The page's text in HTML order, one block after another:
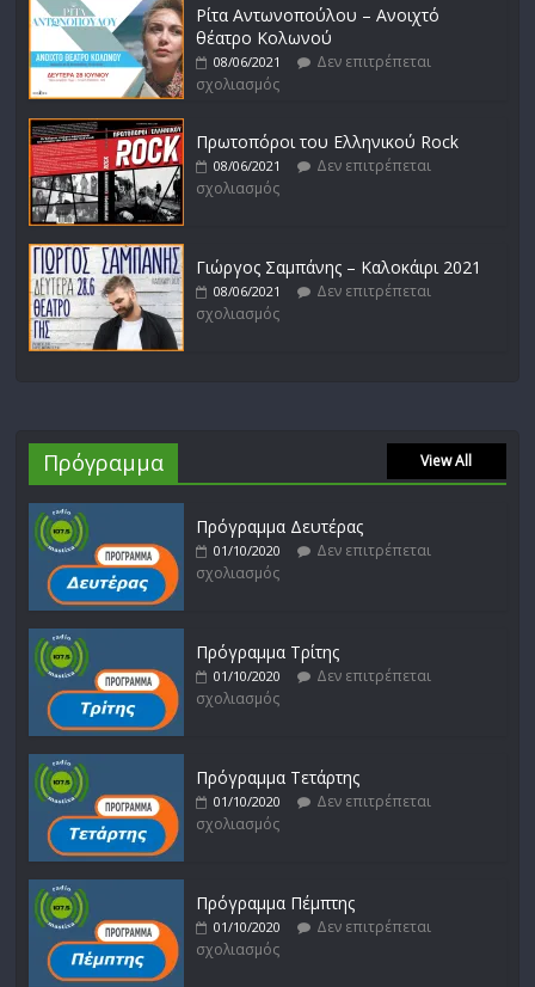
Ρίτα Αντωνοπούλου – Ανοιχτό
θέατρο Κολωνού
08/06/2021
Δεν επιτρέπεται
σχολιασμός
Πρωτοπόροι του Ελληνικού Rock
08/06/2021
Δεν επιτρέπεται
σχολιασμός
Γιώργος Σαμπάνης – Καλοκάιρι 2021
08/06/2021
Δεν επιτρέπεται
σχολιασμός
Πρόγραμμα View All
Πρόγραμμα Δευτέρας
01/10/2020
Δεν επιτρέπεται
σχολιασμός
Πρόγραμμα Τρίτης
01/10/2020
Δεν επιτρέπεται
σχολιασμός
Πρόγραμμα Τετάρτης
01/10/2020
Δεν επιτρέπεται
σχολιασμός
Πρόγραμμα Πέμπτης
01/10/2020
Δεν επιτρέπεται
σχολιασμός